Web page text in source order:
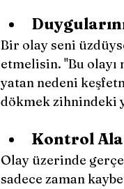
Bir olay seni
etmelisin. ''Bu olayı
yatan nedeni
dökmek zihnindeki
Kontrol
Olay üzerinde
sadece zaman